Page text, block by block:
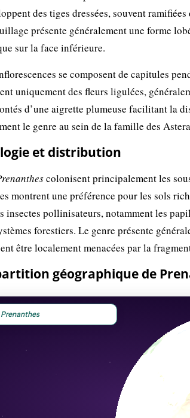
des tiges dressées, souvent
présente généralement une forme
sur la face inférieure.
se composent de capitules
uniquement des fleurs ligulées,
d’une aigrette plumeuse facilitant la
le genre au sein de la famille des
et distribution
colonisent principalement les
montrent une préférence pour les sols
insectes pollinisateurs, notamment les
forestiers. Le genre présente
être localement menacées par la
géographique de